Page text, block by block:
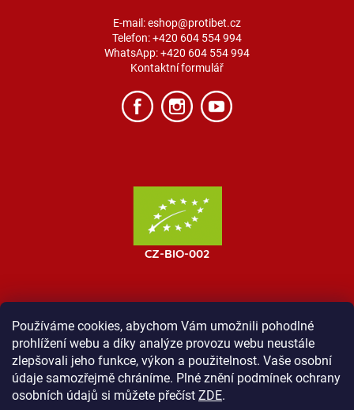
Používáme cookies, abychom Vám umožnili pohodlné
prohlížení webu a díky analýze provozu webu neustále
zlepšovali jeho funkce, výkon a použitelnost. Vaše osobní
údaje samozřejmě chráníme. Plné znění podmínek ochrany
osobních údajů si můžete přečíst ZDE.
E-mail:eshop@protibet.cz
Telefon:+420 604 554 994
WhatsApp:+420 604 554 994
Kontaktní formulář
MOST ProTibet Vše o nákupu
Obchodní podmínky
Zásady ochrany osobních údajů
Kontakt